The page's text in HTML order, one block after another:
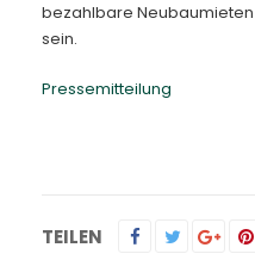
bezahlbare Neubaumieten
sein.
Pressemitteilung
TEILEN